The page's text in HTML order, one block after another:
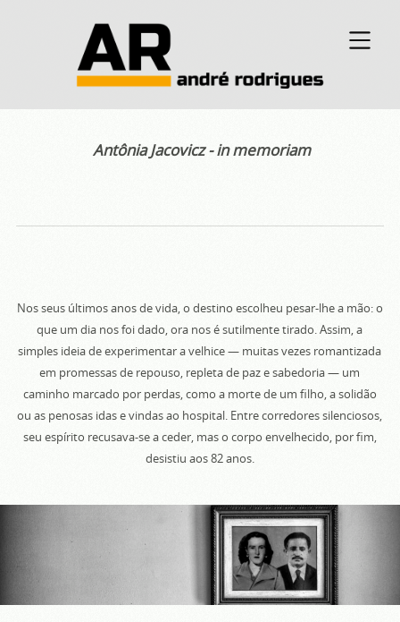
Antônia Jacovicz - in memoriam
Nos seus últimos anos de vida, o destino escolheu pesar-lhe a mão: o
que um dia nos foi dado, ora nos é sutilmente tirado. Assim, a
simples ideia de experimentar a velhice — muitas vezes romantizada
em promessas de repouso, repleta de paz e sabedoria — um
caminho marcado por perdas, como a morte de um filho, a solidão
ou as penosas idas e vindas ao hospital. Entre corredores silenciosos,
seu espírito recusava‑se a ceder, mas o corpo envelhecido, por fim,
desistiu aos 82 anos.